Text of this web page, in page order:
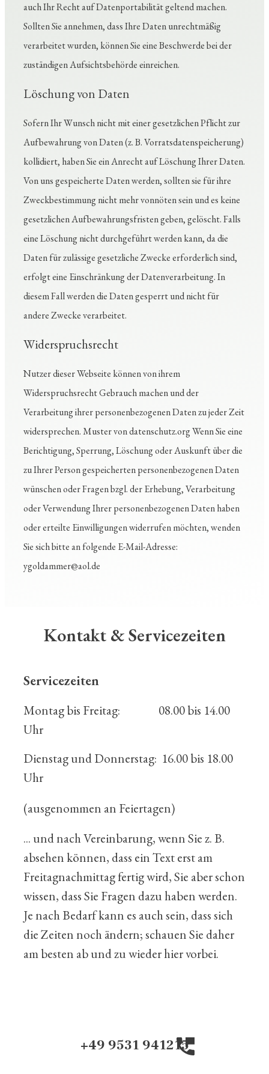
auch Ihr Recht auf Datenportabilität geltend machen.
Sollten Sie annehmen, dass Ihre Daten unrechtmäßig
verarbeitet wurden, können Sie eine Beschwerde bei der
zuständigen Aufsichtsbehörde einreichen.
Löschung von Daten
Sofern Ihr Wunsch nicht mit einer gesetzlichen Pflicht zur
Aufbewahrung von Daten (z. B. Vorratsdatenspeicherung)
kollidiert, haben Sie ein Anrecht auf Löschung Ihrer Daten.
Von uns gespeicherte Daten werden, sollten sie für ihre
Zweckbestimmung nicht mehr vonnöten sein und es keine
gesetzlichen Aufbewahrungsfristen geben, gelöscht. Falls
eine Löschung nicht durchgeführt werden kann, da die
Daten für zulässige gesetzliche Zwecke erforderlich sind,
erfolgt eine Einschränkung der Datenverarbeitung. In
diesem Fall werden die Daten gesperrt und nicht für
andere Zwecke verarbeitet.
Widerspruchsrecht
Nutzer dieser Webseite können von ihrem
Widerspruchsrecht Gebrauch machen und der
Verarbeitung ihrer personenbezogenen Daten zu jeder Zeit
widersprechen. Muster von datenschutz.org Wenn Sie eine
Berichtigung, Sperrung, Löschung oder Auskunft über die
zu Ihrer Person gespeicherten personenbezogenen Daten
wünschen oder Fragen bzgl. der Erhebung, Verarbeitung
oder Verwendung Ihrer personenbezogenen Daten haben
oder erteilte Einwilligungen widerrufen möchten, wenden
Sie sich bitte an folgende E-Mail-Adresse:
ygoldammer@aol.de
Kontakt & Servicezeiten
Servicezeiten
Montag bis Freitag: 08.00 bis 14.00
Uhr
Dienstag und Donnerstag: 16.00 bis 18.00
Uhr
(ausgenommen an Feiertagen)
... und nach Vereinbarung, wenn Sie z. B.
absehen können, dass ein Text erst am
Freitagnachmittag fertig wird, Sie aber schon
wissen, dass Sie Fragen dazu haben werden.
Je nach Bedarf kann es auch sein, dass sich
die Zeiten noch ändern; schauen Sie daher
am besten ab und zu wieder hier vorbei.
+49 9531 941215